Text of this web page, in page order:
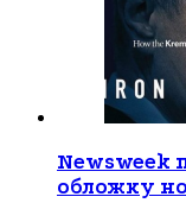
Newsweek
обложку